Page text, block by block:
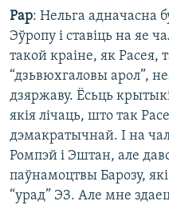
Рар: Нельга адначасна
Эўропу і ставіць на яе
такой краіне, як Расея,
“дзьвюхгаловы арол”,
дзяржаву. Ёсьць
якія лічаць, што так
дэмакратычнай. І на
Ромпэй і Эштан, але
паўнамоцтвы Барозу,
“урад” ЭЗ. Але мне